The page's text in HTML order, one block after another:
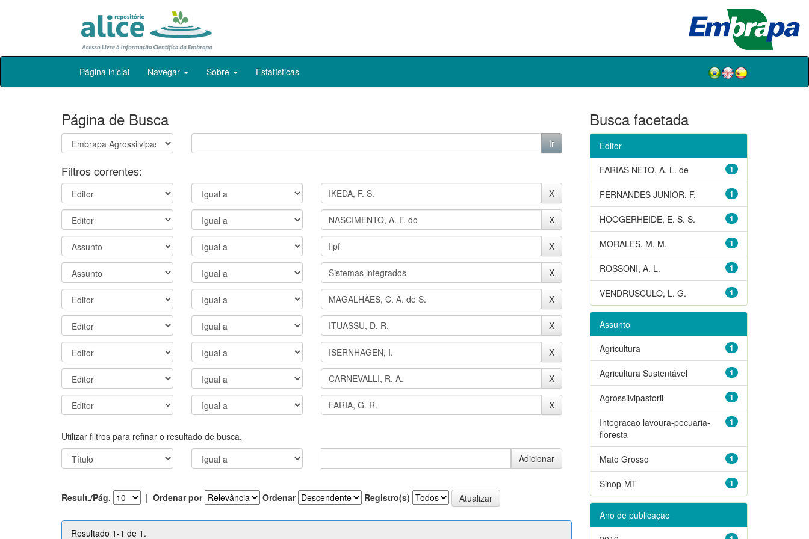
Skip
Página inicial Navegar Sobre Estatísticas
Página de Busca
Filtros correntes:
Utilizar filtros para refinar o resultado de busca.
Result./Pág. | Ordenar por Ordenar Registro(s)
Resultado 1-1 de 1.
Busca facetada
Editor
1
FARIAS NETO, A. L. de
1
FERNANDES JUNIOR, F.
1
HOOGERHEIDE, E. S. S.
1
MORALES, M. M.
1
ROSSONI, A. L.
1
VENDRUSCULO, L. G.
Assunto
1
Agricultura
1
Agricultura Sustentável
1
Agrossilvipastoril
1
Integracao lavoura-pecuaria-
floresta
1
Mato Grosso
1
Sinop-MT
Ano de publicação